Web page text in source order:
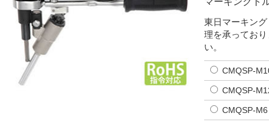
東日マーキン
理を承ってお
い。
CMQSP-
CMQSP-
CMQSP-